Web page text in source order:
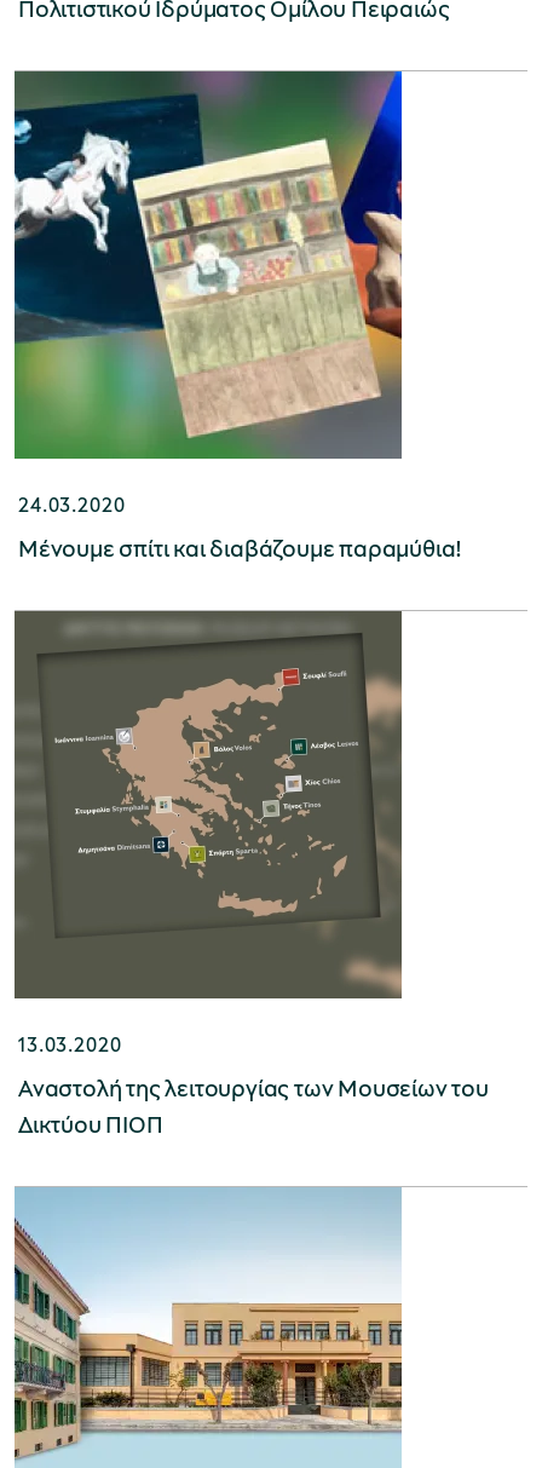
Πολιτιστικού Ιδρύματος Ομίλου Πειραιώς
24.03.2020
Μένουμε σπίτι και διαβάζουμε παραμύθια!
13.03.2020
Αναστολή της λειτουργίας των Μουσείων του
Δικτύου ΠΙΟΠ